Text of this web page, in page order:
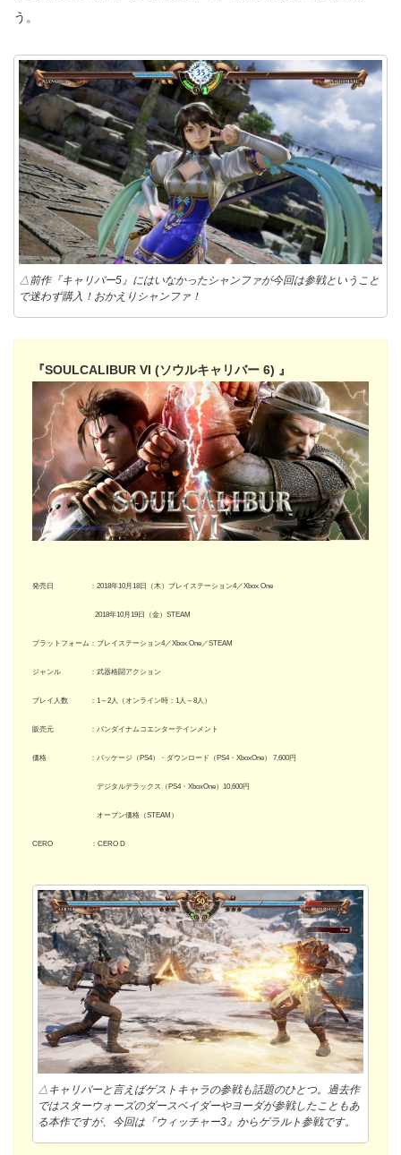
う。
△前作『キャリバー5』にはいなかったシャンファが今回は参戦ということ
で迷わず購入！おかえりシャンファ！
『SOULCALIBUR VI (ソウルキャリバー 6) 』
発売日 ：2018年10月18日（木）プレイステーション4／Xbox One
2018年10月19日（金）STEAM
プラットフォーム：プレイステーション4／Xbox One／STEAM
ジャンル ：武器格闘アクション
プレイ人数 ：1～2人（オンライン時：1人～8人）
販売元 ：バンダイナムコエンターテインメント
価格 ：パッケージ（PS4）・ダウンロード（PS4・XboxOne） 7,600円
デジタルデラックス（PS4・XboxOne）10,600円
オープン価格（STEAM）
CERO ：CERO D
△キャリバーと言えばゲストキャラの参戦も話題のひとつ。過去作
ではスターウォーズのダースベイダーやヨーダが参戦したこともあ
る本作ですが、今回は『ウィッチャー3』からゲラルト参戦です。